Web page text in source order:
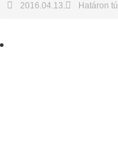
2016.04.13. Határon túl